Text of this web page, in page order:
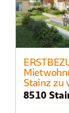
Stainz zu
8510